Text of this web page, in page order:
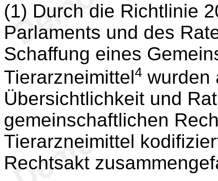
(1) Durch die Richtlinie
Parlaments und des
Schaffung eines
Tierarzneimittel4 wurden
Übersichtlichkeit und
gemeinschaftlichen
Tierarzneimittel
Rechtsakt